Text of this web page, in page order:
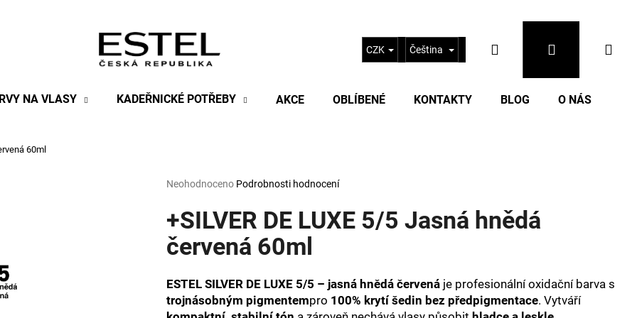
NA VLASY KADEŘNICKÉ POTŘEBY AKCE OBLÍBENÉ KONTAKTY BLOG O NÁS
CZK Čeština Hledat Přihlášení
60ml
Průměrné
produktu
je
0,0
z
hvězdiček.
Neohodnoceno Podrobnosti hodnocení
+SILVER DE LUXE 5/5 Jasná hnědá
červená 60ml
ESTEL SILVER DE LUXE 5/5 – jasná hnědá červená je profesionální oxidační barva s
trojnásobným pigmentempro 100% krytí šedin bez předpigmentace. Vytváří
Následující